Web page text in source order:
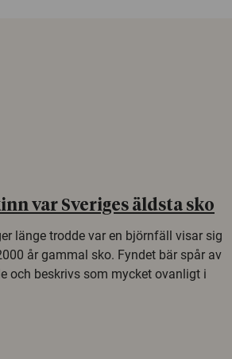
var Sveriges äldsta sko
länge trodde var en björnfäll visar sig
år gammal sko. Fyndet bär spår av
och beskrivs som mycket ovanligt i